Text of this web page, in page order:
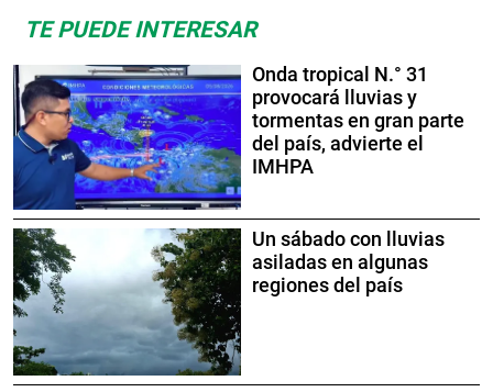
TE PUEDE INTERESAR
Onda tropical N.° 31
provocará lluvias y
tormentas en gran parte
del país, advierte el
IMHPA
Un sábado con lluvias
asiladas en algunas
regiones del país